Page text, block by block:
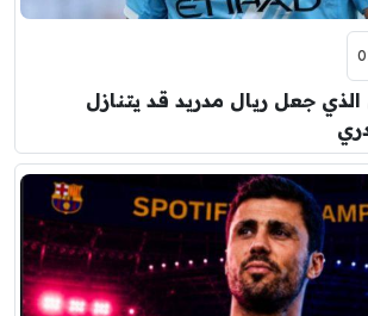
جعل ريال مدريد قد يتنازل